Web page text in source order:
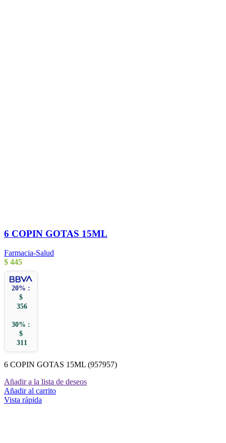
6 COPIN GOTAS 15ML
Farmacia-Salud
$ 445
20% :
$
356
30% :
$
311
6 COPIN GOTAS 15ML (957957)
Añadir a la lista de deseos
Añadir al carrito
Vista rápida